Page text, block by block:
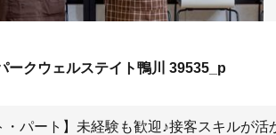
クウェルステイト鴨川 39535_p
・パート】未経験も歓迎♪接客スキルが活